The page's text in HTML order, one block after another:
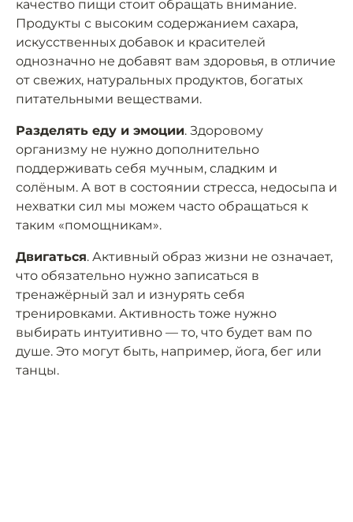
качество пищи стоит обращать внимание.
Продукты с высоким содержанием сахара,
искусственных добавок и красителей
однозначно не добавят вам здоровья, в отличие
от свежих, натуральных продуктов, богатых
питательными веществами.
Разделять еду и эмоции. Здоровому
организму не нужно дополнительно
поддерживать себя мучным, сладким и
солёным. А вот в состоянии стресса, недосыпа и
нехватки сил мы можем часто обращаться к
таким «помощникам».
Двигаться. Активный образ жизни не означает,
что обязательно нужно записаться в
тренажёрный зал и изнурять себя
тренировками. Активность тоже нужно
выбирать интуитивно — то, что будет вам по
душе. Это могут быть, например, йога, бег или
танцы.